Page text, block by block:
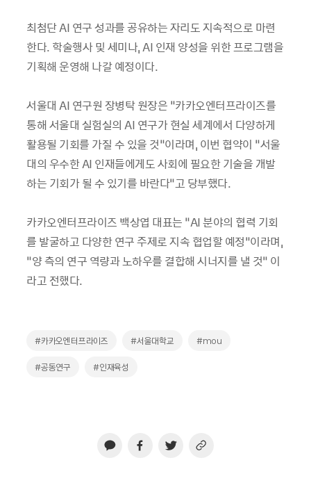
최첨단 AI 연구 성과를 공유하는 자리도 지속적으로 마련
한다. 학술행사 및 세미나, AI 인재 양성을 위한 프로그램을
기획해 운영해 나갈 예정이다.
서울대 AI 연구원 장병탁 원장은 “카카오엔터프라이즈를
통해 서울대 실험실의 AI 연구가 현실 세계에서 다양하게
활용될 기회를 가질 수 있을 것”이라며, 이번 협약이 “서울
대의 우수한 AI 인재들에게도 사회에 필요한 기술을 개발
하는 기회가 될 수 있기를 바란다”고 당부했다.
카카오엔터프라이즈 백상엽 대표는 “AI 분야의 협력 기회
를 발굴하고 다양한 연구 주제로 지속 협업할 예정”이라며,
“양 측의 연구 역량과 노하우를 결합해 시너지를 낼 것” 이
라고 전했다.
#카카오엔터프라이즈 #서울대학교 #mou
#공동연구 #인재육성